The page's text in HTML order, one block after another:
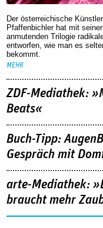
Der österreichische
Pfaffenbichler hat mit
anmutenden Trilogie
entworfen, wie man es
bekommt.
MEHR
ZDF-Mediathek:
Beats«
Buch-Tipp:
Gespräch mit
arte-Mediathek:
braucht mehr